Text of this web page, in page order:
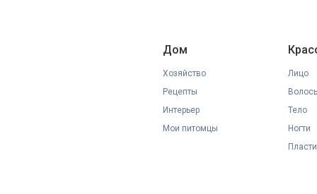
Дом
Хозяйство
Рецепты
Интерьер
Мои питомцы
Лицо
Тело
Ногти